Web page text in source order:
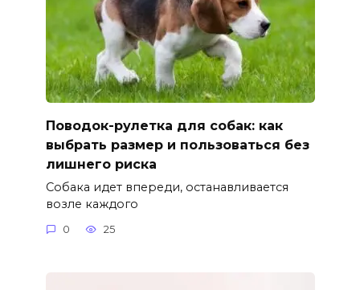
Поводок-рулетка для собак: как
выбрать размер и пользоваться без
лишнего риска
Собака идет впереди, останавливается
возле каждого
0 25